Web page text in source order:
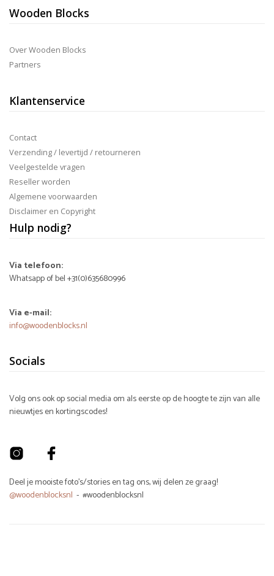
Wooden Blocks
Over Wooden Blocks
Partners
Klantenservice
Contact
Verzending / levertijd / retourneren
Veelgestelde vragen
Reseller worden
Algemene voorwaarden
Disclaimer en Copyright
Hulp nodig?
Via telefoon:
Whatsapp of bel +31(0)635680996
Via e-mail:
info@woodenblocks.nl
Socials
Volg ons ook op social media om als eerste op de hoogte te zijn van alle
nieuwtjes en kortingscodes!
Deel je mooiste foto's/stories en tag ons, wij delen ze graag!
@woodenblocksnl - #woodenblocksnl